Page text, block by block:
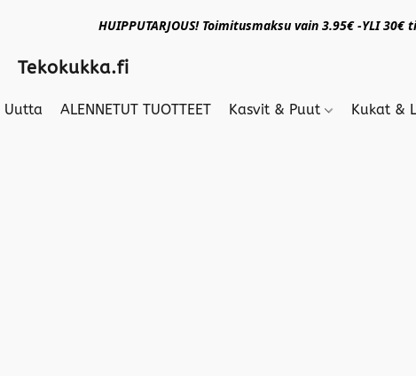
HUIPPUTARJOUS! Toimitusmaksu vain 3.95€ -YLI
Tekokukka.fi
Uutta ALENNETUT TUOTTEET Kasvit & Puut Kukat &